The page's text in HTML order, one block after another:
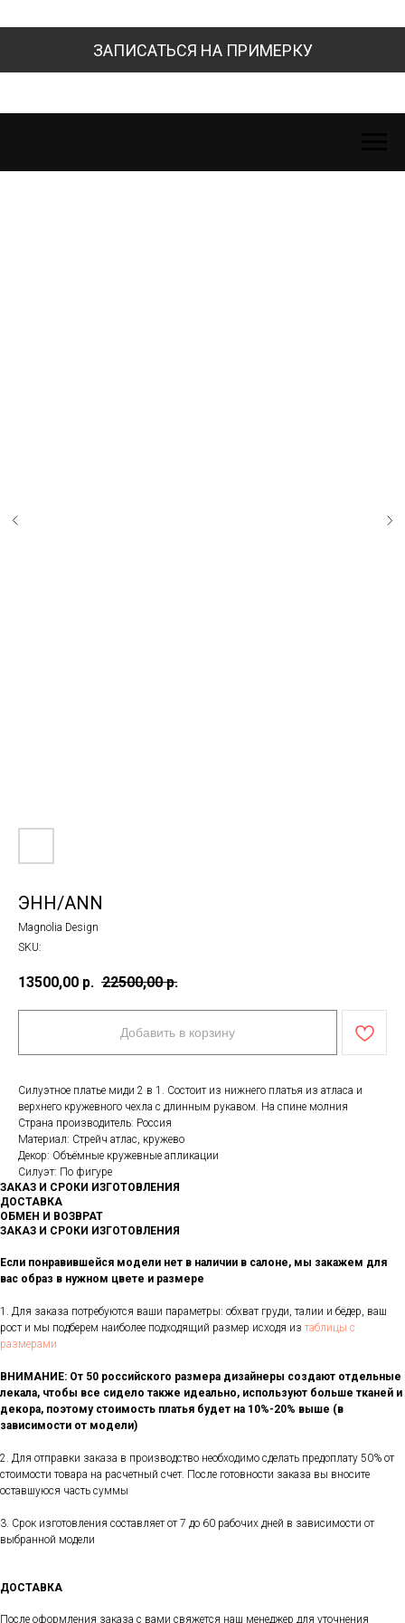
ЗАПИСАТЬСЯ НА ПРИМЕРКУ
ЭНН/ANN
Magnolia Design
SKU:
13500,00 р. 22500,00 р.
Добавить в корзину
Силуэтное платье миди 2 в 1. Состоит из нижнего платья из атласа и
верхнего кружевного чехла с длинным рукавом. На спине молния
Страна производитель: Россия
Материал: Стрейч атлас, кружево
Декор: Объёмные кружевные апликации
Силуэт: По фигуре
ЗАКАЗ И СРОКИ ИЗГОТОВЛЕНИЯ
ДОСТАВКА
ОБМЕН И ВОЗВРАТ
ЗАКАЗ И СРОКИ ИЗГОТОВЛЕНИЯ
Если понравившейся модели нет в наличии в салоне, мы закажем для
вас образ в нужном цвете и размере
1. Для заказа потребуются ваши параметры: обхват груди, талии и бёдер, ваш
рост и мы подберем наиболее подходящий размер исходя из таблицы с
размерами
ВНИМАНИЕ: От 50 российского размера дизайнеры создают отдельные
лекала, чтобы все сидело также идеально, используют больше тканей и
декора, поэтому стоимость платья будет на 10%-20% выше (в
зависимости от модели)
2. Для отправки заказа в производство необходимо сделать предоплату 50% от
стоимости товара на расчетный счет. После готовности заказа вы вносите
оставшуюся часть суммы
3. Срок изготовления составляет от 7 до 60 рабочих дней в зависимости от
выбранной модели
ДОСТАВКА
После оформления заказа с вами свяжется наш менеджер для уточнения